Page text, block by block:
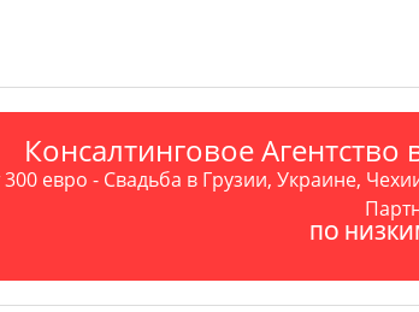
Консалтинговое Агентство
евро - Свадьба в Грузии, Украине,
ПО